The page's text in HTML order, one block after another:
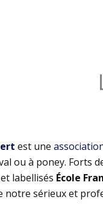
est une
ou à poney. Forts
labellisés École
notre sérieux et